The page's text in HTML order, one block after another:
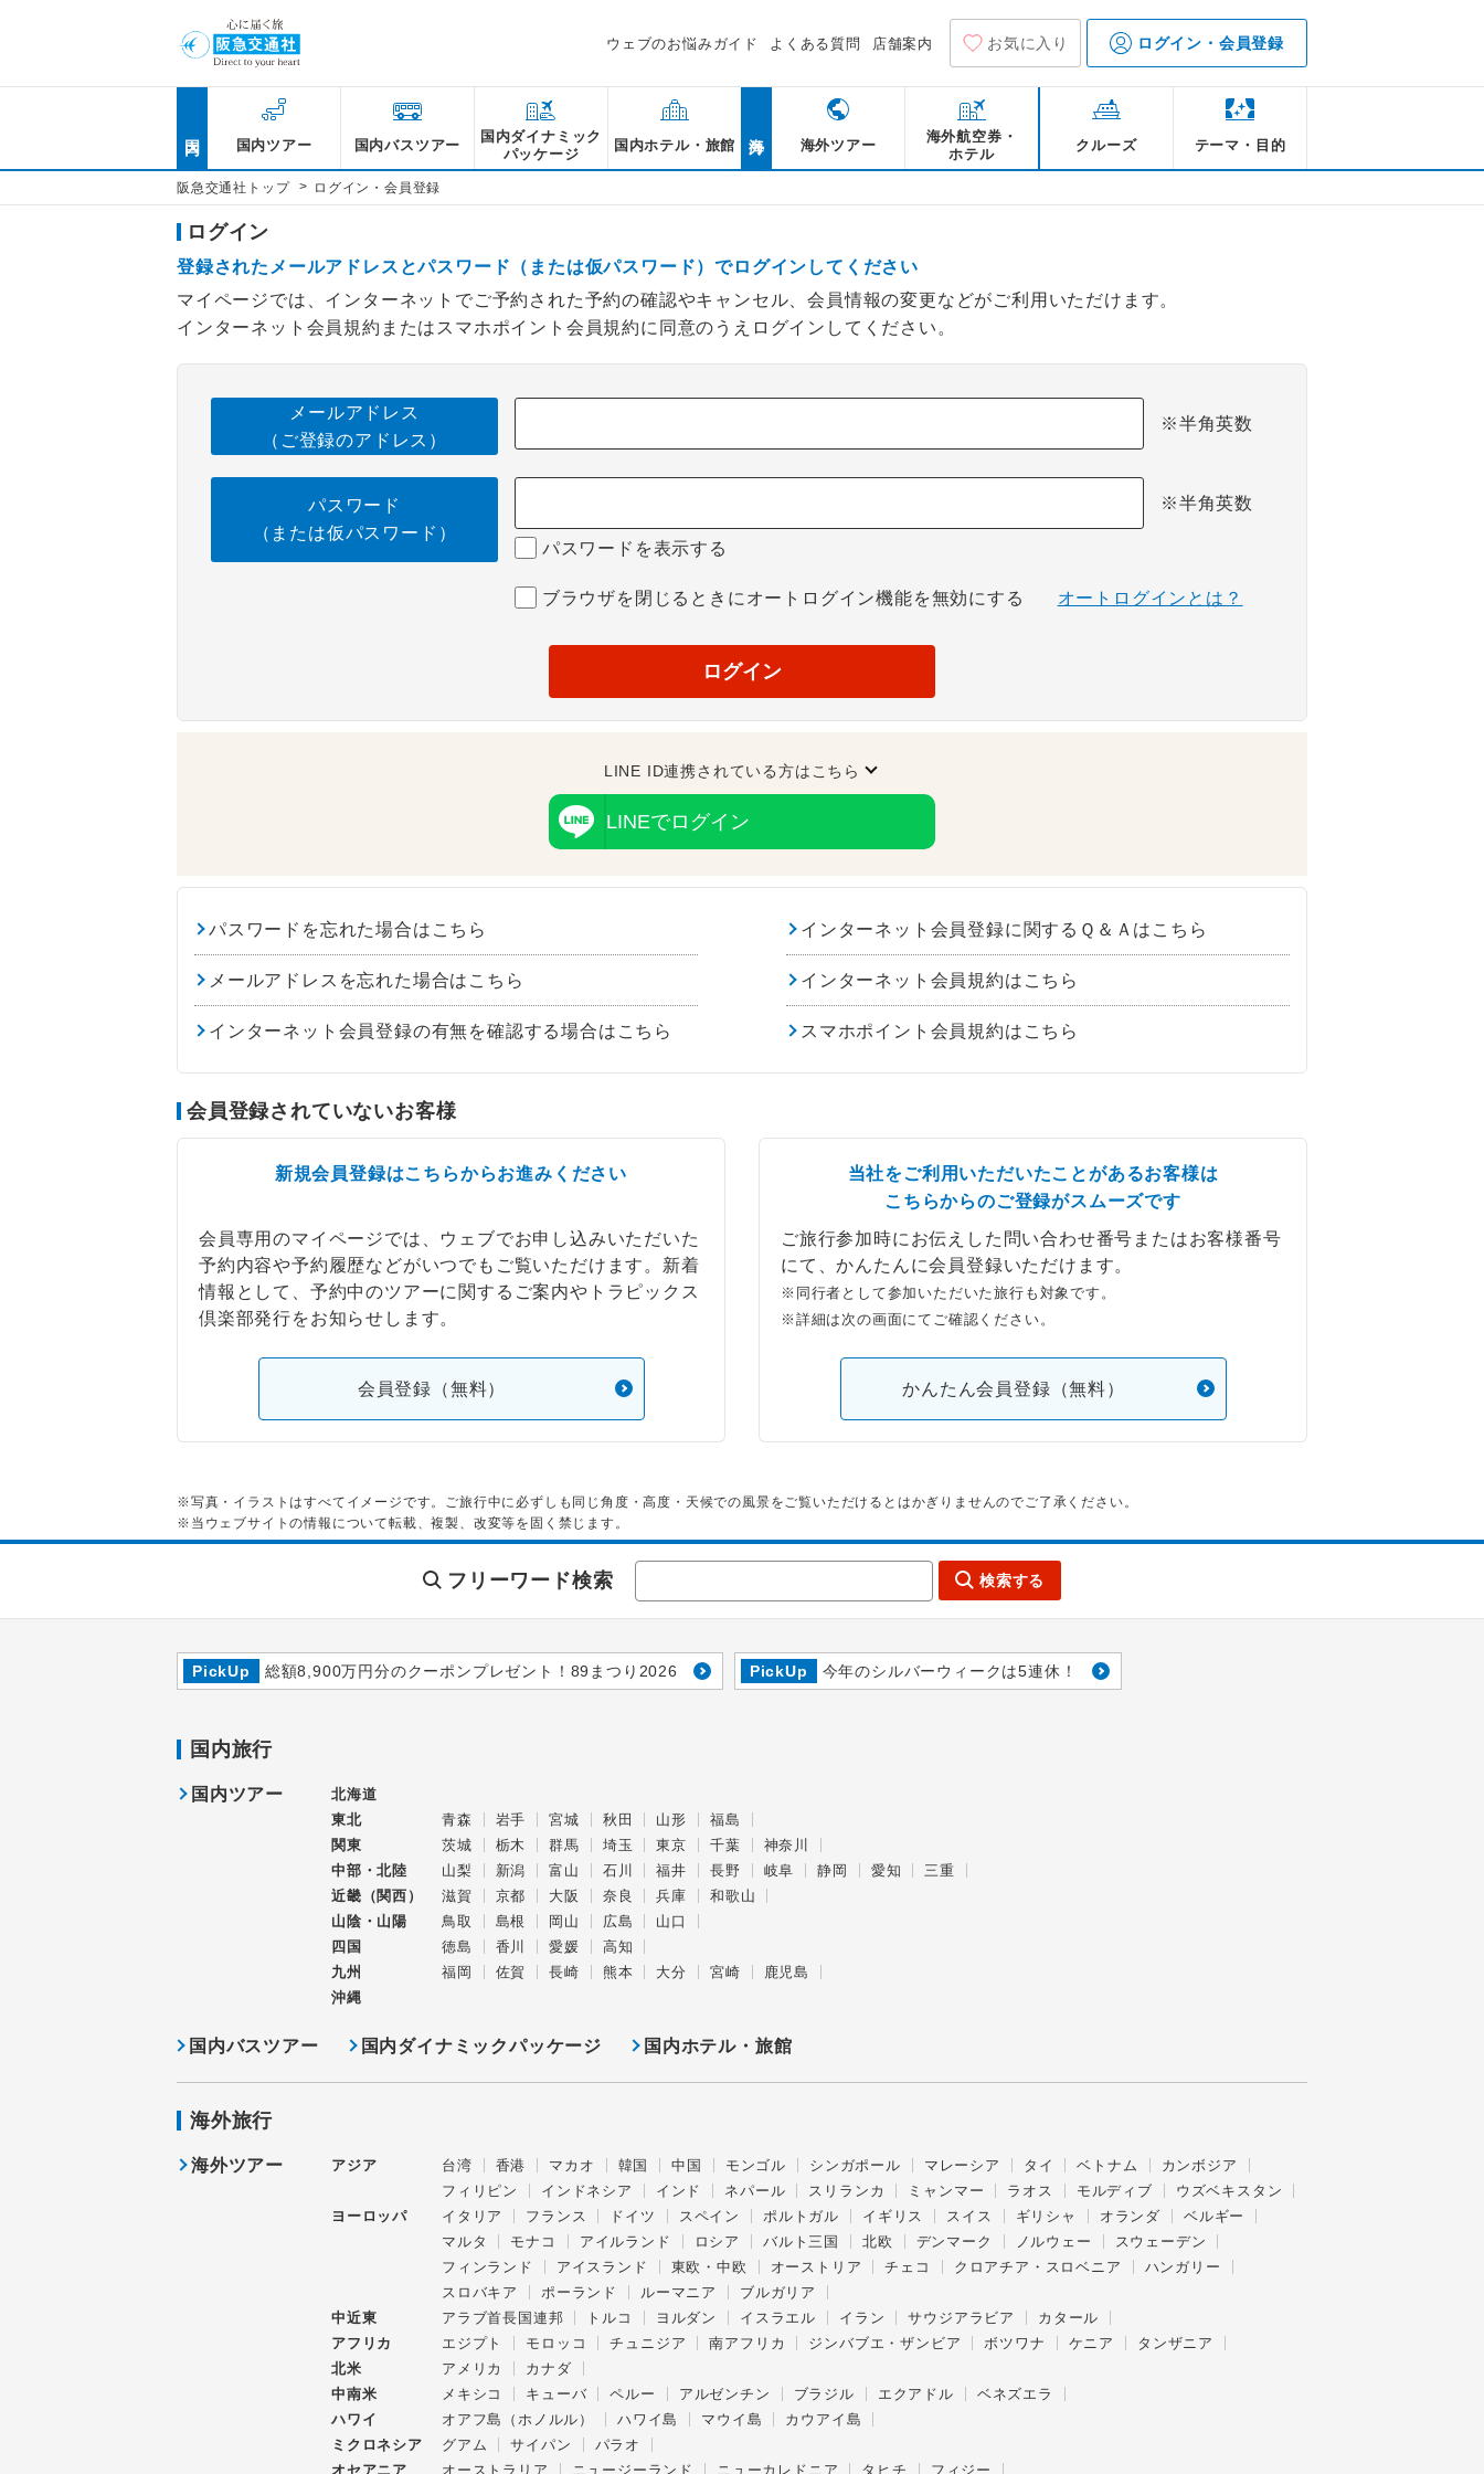
ウェブのお悩みガイド よくある質問 店舗案内 お気に入り ログイン・会員登録
国内ツアー 国内バスツアー
国内ダイナミック
パッケージ
国内ホテル・旅館 海外ツアー
海外航空券・
ホテル
クルーズ テーマ・目的
阪急交通社トップ > ログイン・会員登録
ログイン
登録されたメールアドレスとパスワード（または仮パスワード）でログインしてください
マイページでは、インターネットでご予約された予約の確認やキャンセル、会員情報の変更などがご利用いただけます。
インターネット会員規約またはスマホポイント会員規約に同意のうえログインしてください。
メールアドレス
（ご登録のアドレス）
※半角英数
パスワード
（または仮パスワード）
※半角英数
パスワードを表示する
ブラウザを閉じるときにオートログイン機能を無効にする オートログインとは？
ログイン
LINE ID連携されている方はこちら
LINEでログイン
パスワードを忘れた場合はこちら インターネット会員登録に関するＱ＆Ａはこちら
メールアドレスを忘れた場合はこちら インターネット会員規約はこちら
インターネット会員登録の有無を確認する場合はこちら スマホポイント会員規約はこちら
会員登録されていないお客様
新規会員登録はこちらからお進みください
会員専用のマイページでは、ウェブでお申し込みいただいた
予約内容や予約履歴などがいつでもご覧いただけます。新着
情報として、予約中のツアーに関するご案内やトラピックス
倶楽部発行をお知らせします。
会員登録（無料）
当社をご利用いただいたことがあるお客様は
こちらからのご登録がスムーズです
ご旅行参加時にお伝えした問い合わせ番号またはお客様番号
にて、かんたんに会員登録いただけます。
※同行者として参加いただいた旅行も対象です。
※詳細は次の画面にてご確認ください。
かんたん会員登録（無料）
※写真・イラストはすべてイメージです。ご旅行中に必ずしも同じ角度・高度・天候での風景をご覧いただけるとはかぎりませんのでご了承ください。
※当ウェブサイトの情報について転載、複製、改変等を固く禁じます。
フリーワード検索 検索する
PickUp 総額8,900万円分のクーポンプレゼント！89まつり2026 PickUp 今年のシルバーウィークは5連休！
国内旅行
国内ツアー
北海道
東北
青森 岩手 宮城 秋田 山形
福島
関東
茨城 栃木 群馬 埼玉 東京 千葉
神奈川
中部・北陸
山梨 新潟 富山 石川 福井 長野 岐阜 静岡 愛知
三重
近畿（関西）
滋賀 京都 大阪 奈良 兵庫
和歌山
山陰・山陽
鳥取 島根 岡山 広島
山口
四国
徳島 香川 愛媛
高知
九州
福岡 佐賀 長崎 熊本 大分 宮崎
鹿児島
沖縄
国内バスツアー 国内ダイナミックパッケージ 国内ホテル・旅館
海外旅行
海外ツアー アジア 台湾 香港 マカオ 韓国 中国 モンゴル シンガポール マレーシア タイ ベトナム
カンボジア
フィリピン
インドネシア インド ネパール スリランカ ミャンマー ラオス モルディブ
ウズベキスタン
ヨーロッパ
イタリア フランス ドイツ スペイン ポルトガル イギリス スイス ギリシャ オランダ
ベルギー
マルタ
モナコ アイルランド ロシア バルト三国 北欧 デンマーク ノルウェー
スウェーデン
フィンランド
アイスランド 東欧・中欧 オーストリア チェコ クロアチア・スロベニア
ハンガリー
スロバキア
ポーランド ルーマニア
ブルガリア
中近東
アラブ首長国連邦 トルコ ヨルダン イスラエル イラン サウジアラビア
カタール
アフリカ
エジプト モロッコ チュニジア 南アフリカ ジンバブエ・ザンビア ボツワナ ケニア
タンザニア
北米
アメリカ
カナダ
中南米
メキシコ キューバ ペルー アルゼンチン ブラジル エクアドル
ベネズエラ
ハワイ
オアフ島（ホノルル） ハワイ島 マウイ島
カウアイ島
ミクロネシア
グアム サイパン
パラオ
オセアニア
オーストラリア ニュージーランド ニューカレドニア タヒチ フィジー